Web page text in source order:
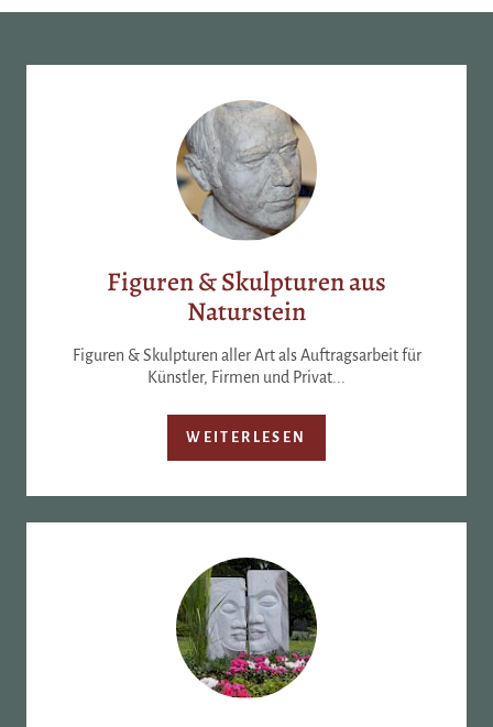
Figuren & Skulpturen aus
Naturstein
Figuren & Skulpturen aller Art als Auftragsarbeit für
Künstler, Firmen und Privat...
WEITERLESEN